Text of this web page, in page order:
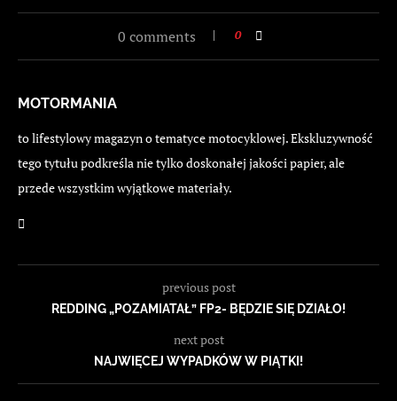
0 comments 0
MOTORMANIA
to lifestylowy magazyn o tematyce motocyklowej. Ekskluzywność
tego tytułu podkreśla nie tylko doskonałej jakości papier, ale
przede wszystkim wyjątkowe materiały.
previous post
REDDING „POZAMIATAŁ” FP2- BĘDZIE SIĘ DZIAŁO!
next post
NAJWIĘCEJ WYPADKÓW W PIĄTKI!